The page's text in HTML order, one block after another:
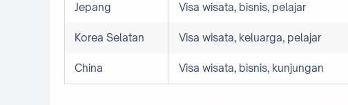
Jepang Visa wisata, bisnis, pelajar
Korea Selatan Visa wisata, keluarga, pelajar
China Visa wisata, bisnis, kunjungan